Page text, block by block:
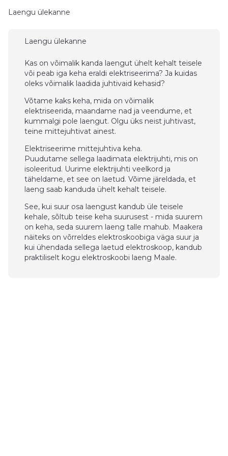
Laengu ülekanne
Laengu ülekanne
Kas on võimalik kanda laengut ühelt kehalt teisele
või peab iga keha eraldi elektriseerima? Ja kuidas
oleks võimalik laadida juhtivaid kehasid?
Võtame kaks keha, mida on võimalik
elektriseerida, maandame nad ja veendume, et
kummalgi pole laengut. Olgu üks neist juhtivast,
teine mittejuhtivat ainest.
Elektriseerime mittejuhtiva keha.
Puudutame sellega laadimata elektrijuhti, mis on
isoleeritud. Uurime elektrijuhti veelkord ja
täheldame, et see on laetud. Võime järeldada, et
laeng saab kanduda ühelt kehalt teisele.
See, kui suur osa laengust kandub üle teisele
kehale, sõltub teise keha suurusest - mida suurem
on keha, seda suurem laeng talle mahub. Maakera
näiteks on võrreldes elektroskoobiga väga suur ja
kui ühendada sellega laetud elektroskoop, kandub
praktiliselt kogu elektroskoobi laeng Maale.